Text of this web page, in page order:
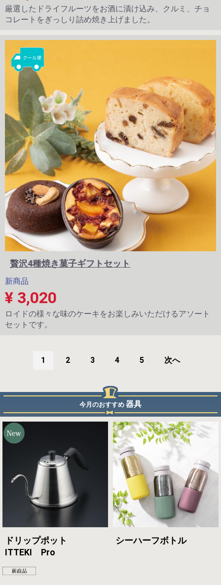
厳選したドライフルーツをお酒に漬け込み、クルミ、チョ
コレートをぎっしり詰め焼き上げました。
贅沢4種焼き菓子ギフトセット
新商品
¥ 3,020
ロイドの様々な味のケーキをお楽しみいただけるアソート
セットです。
1 2 3 4 5 次へ
今月のおすすめ 器具
ドリップポット
ITTEKI Pro
シーハーフボトル